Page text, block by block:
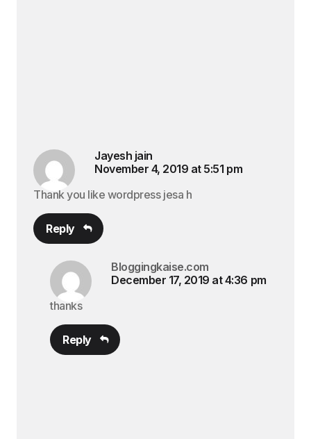
Jayesh jain
November 4, 2019 at 5:51 pm
Thank you like wordpress jesa h
Reply
Bloggingkaise.com
December 17, 2019 at 4:36 pm
thanks
Reply